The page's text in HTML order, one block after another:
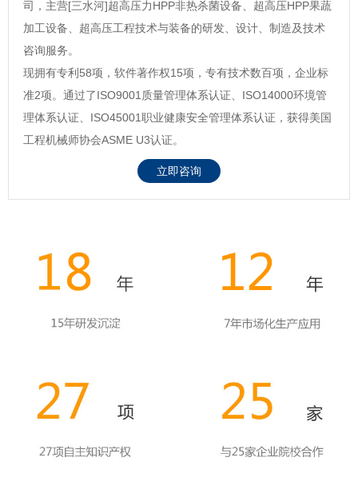
司，主营[三水河]超高压力HPP非热杀菌设备、超高压HPP果蔬
加工设备、超高压工程技术与装备的研发、设计、制造及技术
咨询服务。
现拥有专利58项，软件著作权15项，专有技术数百项，企业标
准2项。通过了ISO9001质量管理体系认证、ISO14000环境管
理体系认证、ISO45001职业健康安全管理体系认证，获得美国
工程机械师协会ASME U3认证。
立即咨询